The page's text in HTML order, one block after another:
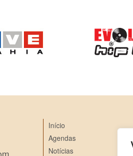
Início
Agendas
Notícias